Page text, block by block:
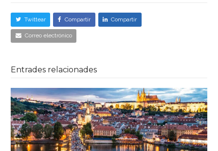
Twittear Compartir Compartir
Correo electrónico
Entrades relacionades